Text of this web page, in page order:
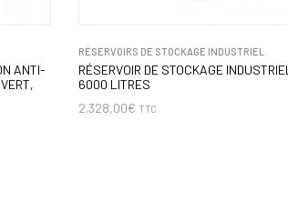
ANTI-
RÉSERVOIRS DE STOCKAGE INDUSTRIEL
RÉSERVOIR DE STOCKAGE INDUSTRIEL
6000 LITRES
2.328,00€ TTC